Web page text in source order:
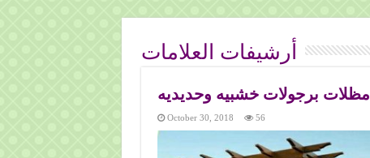
أرشيفات العلامات
مظلات برجولات خشبيه وحديديه
October 30, 2018 56